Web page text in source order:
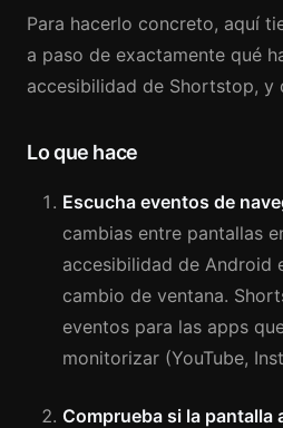
Para hacerlo concreto, aquí
a paso de exactamente qué
accesibilidad de Shortstop, y
Lo que hace
Escucha eventos de
cambias entre pantallas
accesibilidad de Android
cambio de ventana.
eventos para las apps
monitorizar (YouTube,
Comprueba si la pantalla